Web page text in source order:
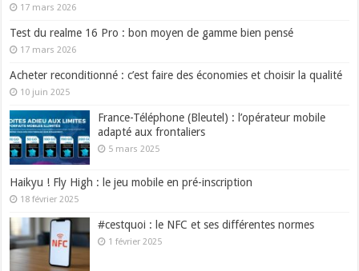
17 mars 2026
Test du realme 16 Pro : bon moyen de gamme bien pensé
17 mars 2026
Acheter reconditionné : c’est faire des économies et choisir la qualité
10 juin 2025
France-Téléphone (Bleutel) : l’opérateur mobile
adapté aux frontaliers
5 mars 2025
Haikyu ! Fly High : le jeu mobile en pré-inscription
18 février 2025
#cestquoi : le NFC et ses différentes normes
1 février 2025